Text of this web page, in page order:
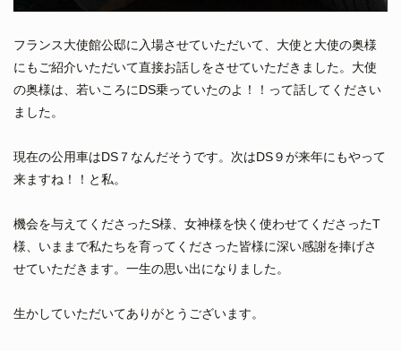
フランス大使館公邸に入場させていただいて、大使と大使の奥様
にもご紹介いただいて直接お話しをさせていただきました。大使
の奥様は、若いころにDS乗っていたのよ！！って話してください
ました。
現在の公用車はDS７なんだそうです。次はDS９が来年にもやって
来ますね！！と私。
機会を与えてくださったS様、女神様を快く使わせてくださったT
様、いままで私たちを育ってくださった皆様に深い感謝を捧げさ
せていただきます。一生の思い出になりました。
生かしていただいてありがとうございます。